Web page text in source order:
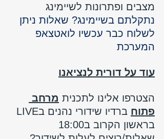
מצבים ופתרונות לשיימינג
נתקלתם בשיימינג? שאלות ניתן
לשלוח כבר עכשיו לואטצאפ
המערכת
עוד על דורית לנציאנו
הצטרפו אלינו לתכנית מרחב
פתוח
בראשון הקרוב ב18:00